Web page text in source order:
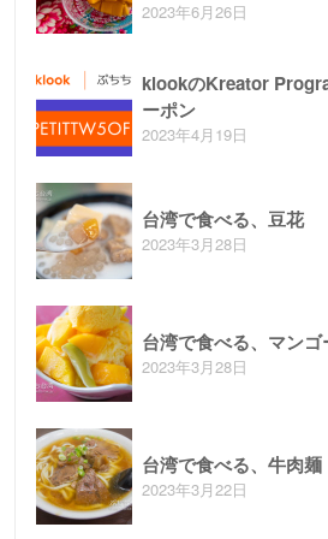
2023年6月26日
klookのKreator
ーポン
2023年4月19日
台湾で食べる、豆花
2023年3月28日
台湾で食べる、マン
2023年3月28日
台湾で食べる、牛肉麺
2023年3月22日